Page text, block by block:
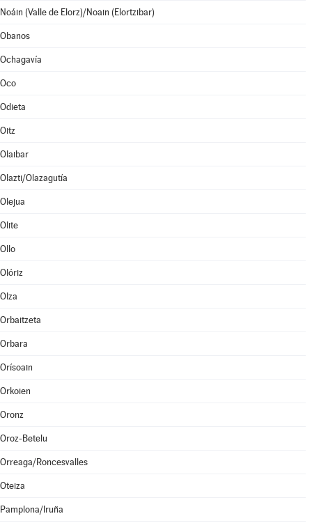
Noáin (Valle de Elorz)/Noain (Elortzibar)
Obanos
Ochagavía
Oco
Odieta
Oitz
Olaibar
Olazti/Olazagutía
Olejua
Olite
Ollo
Olóriz
Olza
Orbaitzeta
Orbara
Orísoain
Orkoien
Oronz
Oroz-Betelu
Orreaga/Roncesvalles
Oteiza
Pamplona/Iruña